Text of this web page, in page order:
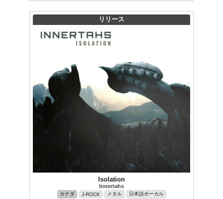
リリース
Isolation
Innertahs
カナダ J-ROCK メタル 日本語ボーカル